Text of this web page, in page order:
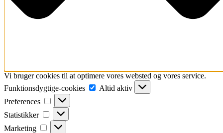
Vi bruger cookies til at optimere vores websted og vores service.
Funktionsdygtige-cookies
Funktionsdygtige-
cookies
Altid aktiv
Preferences
Preferences
Statistikker Statistikker
Marketing Marketing